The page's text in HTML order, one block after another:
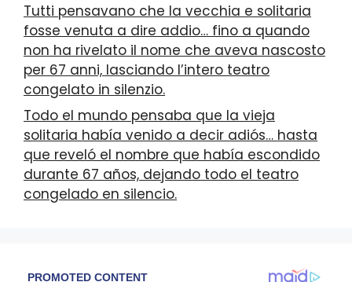
Tutti pensavano che la vecchia e solitaria
fosse venuta a dire addio… fino a quando
non ha rivelato il nome che aveva nascosto
per 67 anni, lasciando l’intero teatro
congelato in silenzio.
Todo el mundo pensaba que la vieja
solitaria había venido a decir adiós… hasta
que reveló el nombre que había escondido
durante 67 años, dejando todo el teatro
congelado en silencio.